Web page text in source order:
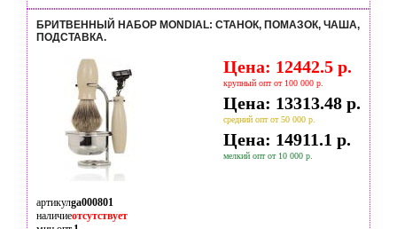
БРИТВЕННЫЙ НАБОР MONDIAL: СТАНОК, ПОМАЗОК, ЧАША,
ПОДСТАВКА.
Цена: 12442.5 р.
крупный опт от 100 000 р.
Цена: 13313.48 р.
средний опт от 50 000 р.
Цена: 14911.1 р.
мелкий опт от 10 000 р.
артикулga000801
наличиеотсутствует